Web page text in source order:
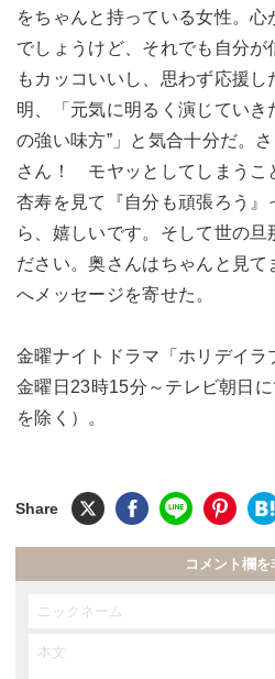
をちゃんと持っている女性。
でしょうけど、それでも自分が
もカッコいいし、思わず応援し
明、「元気に明るく演じていき
の強い味方”」と気合十分だ。
さん！ モヤッとしてしまうこ
杏寿を見て『自分も頑張ろう』
ら、嬉しいです。そして世の
ださい。奥さんはちゃんと見
へメッセージを寄せた。
金曜ナイトドラマ「ホリデイラ
金曜日23時15分～テレビ朝日
を除く）。
コメント欄を